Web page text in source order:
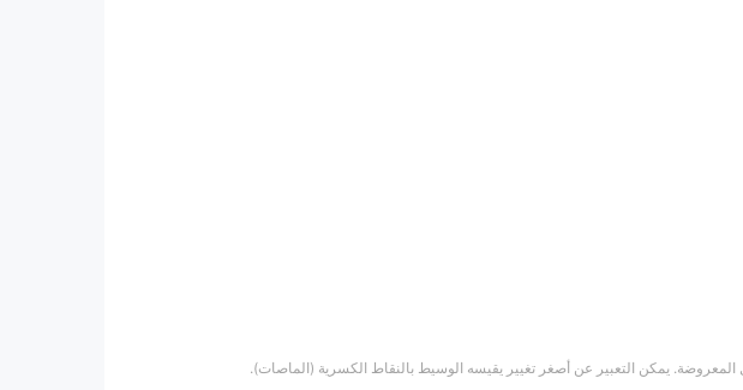
يمكن التعبير عن أصغر تغيير يقيسه الوسيط بالنقاط الكسرية (الماصات).